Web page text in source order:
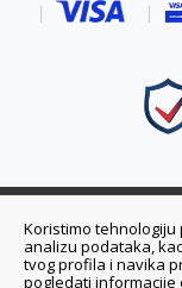
Koristimo tehnologiju
analizu podataka,
tvog profila i navika
pogledati informacije